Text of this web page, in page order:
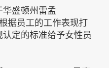
盛顿州雷孟
据员工的工作表现打
定的标准给予女性员